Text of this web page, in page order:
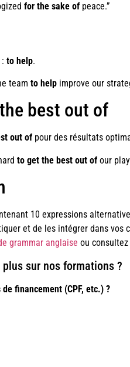
for the sake of peace.”
:to help.
teamto help improve our
best out of
out of pour des résultats
to get the best out of our
10 expressions
et de les intégrer dans
grammar anglaise ou
plus sur nos formations ?
financement (CPF, etc.) ?